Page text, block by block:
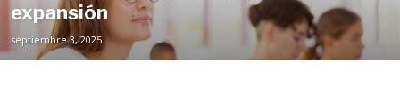
expansión
septiembre 3, 2025